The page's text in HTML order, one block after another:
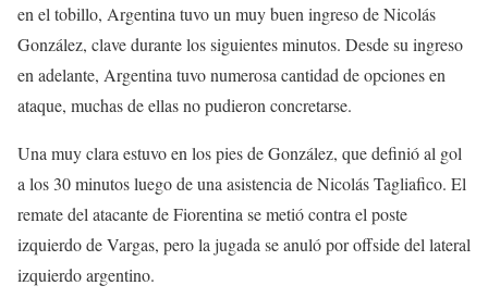
en el tobillo, Argentina tuvo un muy buen ingreso de Nicolás
González, clave durante los siguientes minutos. Desde su ingreso
en adelante, Argentina tuvo numerosa cantidad de opciones en
ataque, muchas de ellas no pudieron concretarse.
Una muy clara estuvo en los pies de González, que definió al gol
a los 30 minutos luego de una asistencia de Nicolás Tagliafico. El
remate del atacante de Fiorentina se metió contra el poste
izquierdo de Vargas, pero la jugada se anuló por offside del lateral
izquierdo argentino.